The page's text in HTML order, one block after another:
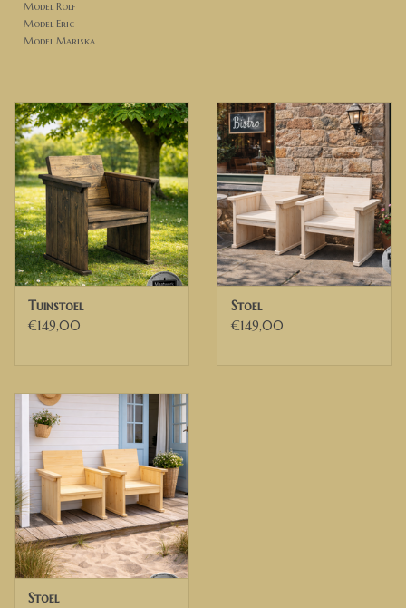
Model Rolf
Model Eric
Model Mariska
Tuinstoel
€149,00
Stoel
€149,00
Stoel